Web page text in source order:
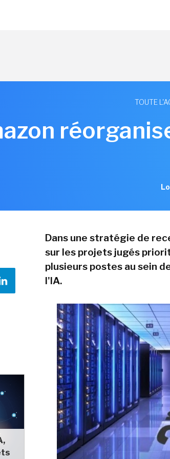
TOUTE
Dans une stratégie de
sur les projets jugés
plusieurs postes au sein
l'IA.